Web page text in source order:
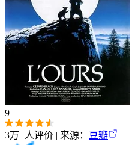
9
3万+人评价 | 来源： 豆瓣